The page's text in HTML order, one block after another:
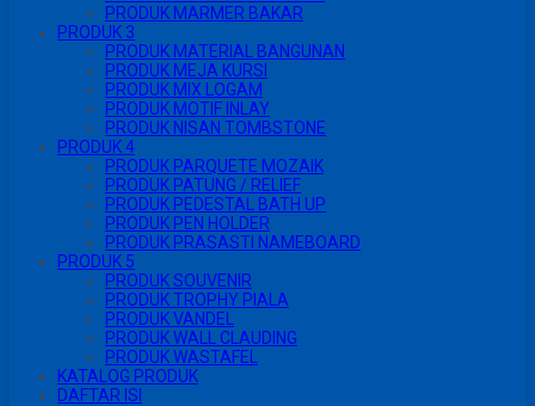
PRODUK MARMER BAKAR
PRODUK 3
PRODUK MATERIAL BANGUNAN
PRODUK MEJA KURSI
PRODUK MIX LOGAM
PRODUK MOTIF INLAY
PRODUK NISAN TOMBSTONE
PRODUK 4
PRODUK PARQUETE MOZAIK
PRODUK PATUNG / RELIEF
PRODUK PEDESTAL BATH UP
PRODUK PEN HOLDER
PRODUK PRASASTI NAMEBOARD
PRODUK 5
PRODUK SOUVENIR
PRODUK TROPHY PIALA
PRODUK VANDEL
PRODUK WALL CLAUDING
PRODUK WASTAFEL
KATALOG PRODUK
DAFTAR ISI